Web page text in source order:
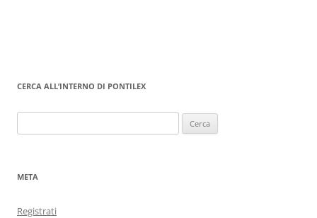
CERCA ALL’INTERNO DI PONTILEX
per:
META
Registrati